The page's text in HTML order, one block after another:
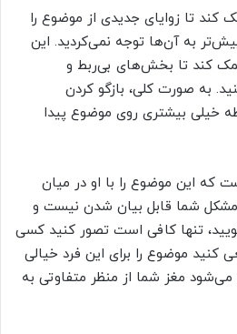
کند تا زوایای جدیدی از موضوع را
به آن‌ها توجه نمی‌کردید. این
کند تا بخش‌های بی‌ربط و
به صورت کلی، بازگو کردن
خیلی بیشتری روی موضوع پیدا
که این موضوع را با او در میان
مشکل شما قابل بیان شدن نیست و
تنها کافی است تصور کنید کسی
کنید موضوع را برای این فرد خیالی
می‌شود مغز شما از منظر متفاوتی به